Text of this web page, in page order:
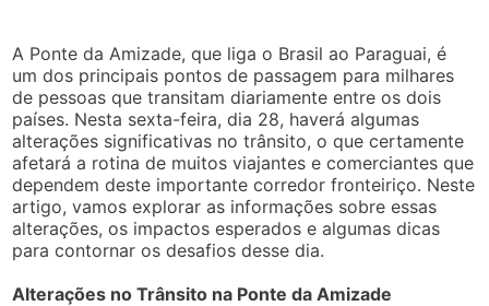
A Ponte da Amizade, que liga o Brasil ao Paraguai, é
um dos principais pontos de passagem para milhares
de pessoas que transitam diariamente entre os dois
países. Nesta sexta-feira, dia 28, haverá algumas
alterações significativas no trânsito, o que certamente
afetará a rotina de muitos viajantes e comerciantes que
dependem deste importante corredor fronteiriço. Neste
artigo, vamos explorar as informações sobre essas
alterações, os impactos esperados e algumas dicas
para contornar os desafios desse dia.
Alterações no Trânsito na Ponte da Amizade